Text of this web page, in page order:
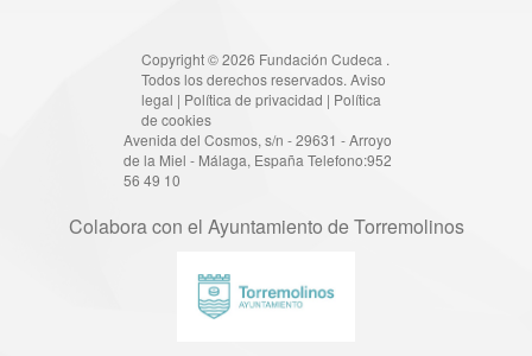
Copyright © 2026 Fundación Cudeca .
Todos los derechos reservados. Aviso
legal | Política de privacidad | Política
de cookies
Avenida del Cosmos, s/n - 29631 - Arroyo
de la Miel - Málaga, España Telefono:952
56 49 10
Colabora con el Ayuntamiento de Torremolinos